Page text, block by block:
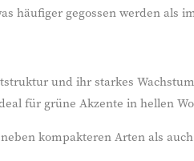
häufiger gegossen werden als
und ihr starkes
für grüne Akzente in hellen
kompakteren Arten als